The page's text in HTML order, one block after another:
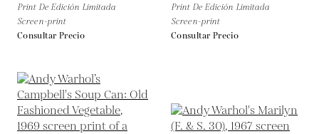
Print De Edición Limitada
Screen-print
Consultar Precio
Print De Edición Limitada
Screen-print
Consultar Precio